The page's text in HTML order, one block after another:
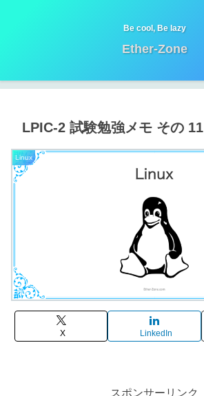
Be cool, Be lazy
Ether-Zone
LPIC-2 試験勉強メモ その 11
Linux
X LinkedIn
スポンサーリンク